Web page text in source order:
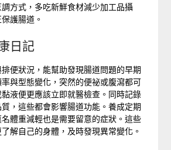
方式，多吃新鮮食材減少加工品攝
護腸道。
日記
便狀況，能幫助發現腸道問題的早期
與型態變化，突然的便祕或腹瀉都可
液便更應該立即就醫檢查。同時記錄
，這些都會影響腸道功能。養成定期
體重減輕也是需要留意的症狀。這些
解自己的身體，及時發現異常變化。